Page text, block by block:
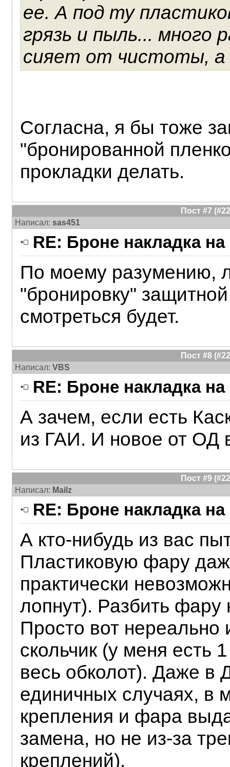
ее. А под ту
грязь и пыль... много
сияет от чистоты, а
Согласна, я бы тоже
"бронированной
прокладки делать.
Пост #7
Написал: sas451
RE: Броне накладка
По моему разумению,
"бронировку"
смотреться будет.
Пост #8
Написал: VBS
RE: Броне накладка
А зачем, если есть
из ГАИ. И новое от ОД
Пост #9
Написал: Mailz
RE: Броне накладка
А кто-нибудь из вас
Пластиковую фару
практически
лопнут). Разбить
Просто вот нереально
скольчик (у меня есть
весь обколот). Даже в
единичных случаях, в
крепления и фара
замена, но не из-за
креплений).